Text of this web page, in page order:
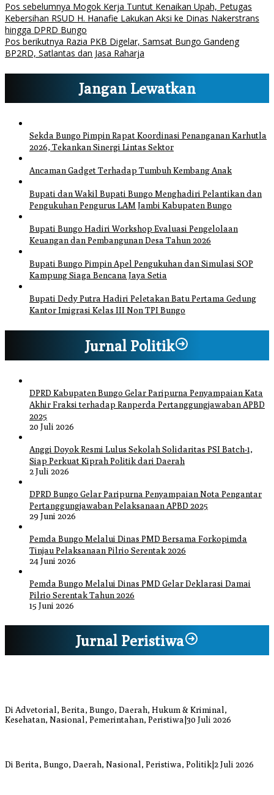
Pos sebelumnya Mogok Kerja Tuntut Kenaikan Upah, Petugas
Kebersihan RSUD H. Hanafie Lakukan Aksi ke Dinas Nakerstrans
hingga DPRD Bungo
Pos berikutnya Razia PKB Digelar, Samsat Bungo Gandeng
BP2RD, Satlantas dan Jasa Raharja
Jangan Lewatkan
Sekda Bungo Pimpin Rapat Koordinasi Penanganan Karhutla
2026, Tekankan Sinergi Lintas Sektor
Ancaman Gadget Terhadap Tumbuh Kembang Anak
Bupati dan Wakil Bupati Bungo Menghadiri Pelantikan dan
Pengukuhan Pengurus LAM Jambi Kabupaten Bungo
Bupati Bungo Hadiri Workshop Evaluasi Pengelolaan
Keuangan dan Pembangunan Desa Tahun 2026
Bupati Bungo Pimpin Apel Pengukuhan dan Simulasi SOP
Kampung Siaga Bencana Jaya Setia
Bupati Dedy Putra Hadiri Peletakan Batu Pertama Gedung
Kantor Imigrasi Kelas III Non TPI Bungo
Jurnal Politik
DPRD Kabupaten Bungo Gelar Paripurna Penyampaian Kata
Akhir Fraksi terhadap Ranperda Pertanggungjawaban APBD
2025
20 Juli 2026
Anggi Doyok Resmi Lulus Sekolah Solidaritas PSI Batch-1,
Siap Perkuat Kiprah Politik dari Daerah
2 Juli 2026
DPRD Bungo Gelar Paripurna Penyampaian Nota Pengantar
Pertanggungjawaban Pelaksanaan APBD 2025
29 Juni 2026
Pemda Bungo Melalui Dinas PMD Bersama Forkopimda
Tinjau Pelaksanaan Pilrio Serentak 2026
24 Juni 2026
Pemda Bungo Melalui Dinas PMD Gelar Deklarasi Damai
Pilrio Serentak Tahun 2026
15 Juni 2026
Jurnal Peristiwa
Di Advetorial, Berita, Bungo, Daerah, Hukum & Kriminal,
Kesehatan, Nasional, Pemerintahan, Peristiwa 30 Juli 2026
Di Berita, Bungo, Daerah, Nasional, Peristiwa, Politik|2 Juli 2026